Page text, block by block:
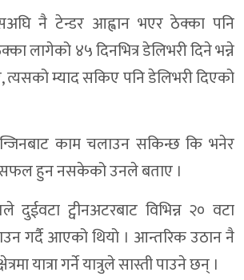
नै टेन्डर आह्वान भएर ठेक्का पनि
लागेको ४५ दिनभित्र डेलिभरी दिने भन्ने
त्यसको म्याद सकिए पनि डेलिभरी दिएको
काम चलाउन सकिन्छ कि भनेर
सफल हुन नसकेको उनले बताए ।
दुईवटा ट्वीनअटरबाट विभिन्न २० वटा
गर्दै आएको थियो । आन्तरिक उठान नै
यात्रा गर्ने यात्रुले सास्ती पाउने छन् ।